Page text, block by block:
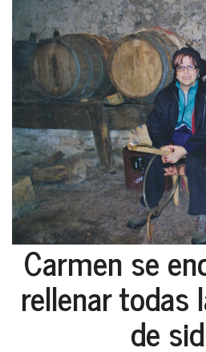
Carmen se
rellenar todas
de